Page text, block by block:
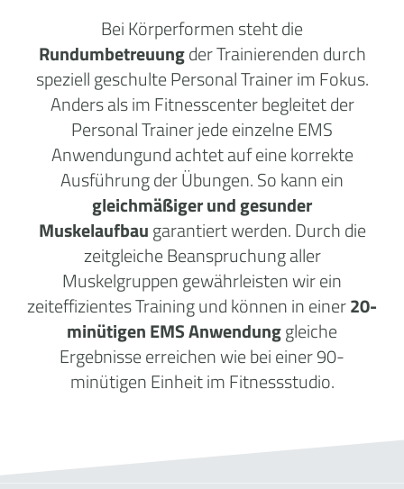
Bei Körperformen steht die
Rundumbetreuungder Trainierenden durch
speziell geschulte Personal Trainer im Fokus.
Anders als im Fitnesscenter begleitet der
Personal Trainer jede einzelne EMS
Anwendungund achtet auf eine korrekte
Ausführung der Übungen. So kann ein
gleichmäßiger und gesunder
Muskelaufbaugarantiert werden. Durch die
zeitgleiche Beanspruchung aller
Muskelgruppen gewährleisten wir ein
zeiteffizientes Training und können in einer20-
minütigen EMS Anwendunggleiche
Ergebnisse erreichen wie bei einer 90-
minütigen Einheit im Fitnessstudio.